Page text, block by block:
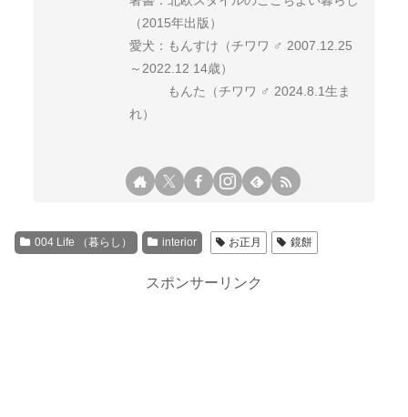
（2015年出版）
愛犬：もんすけ（チワワ ♂ 2007.12.25
～2022.12 14歳）
もんた（チワワ ♂ 2024.8.1生ま
れ）
004 Life （暮らし） interior お正月 鏡餅
スポンサーリンク